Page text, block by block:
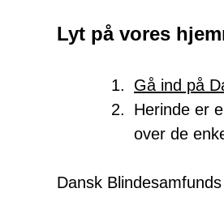
Lyt på vores
Gå ind på
Herinde er
over de
Dansk